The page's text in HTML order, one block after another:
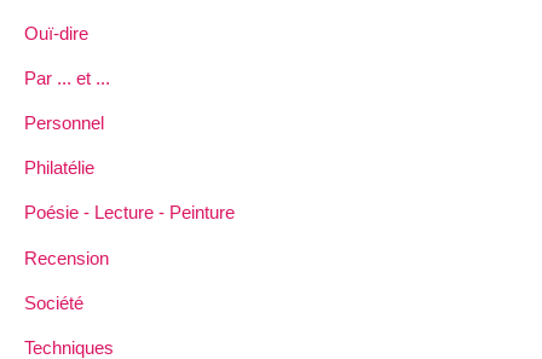
Ouï-dire
Par ... et ...
Personnel
Philatélie
Poésie - Lecture - Peinture
Recension
Société
Techniques